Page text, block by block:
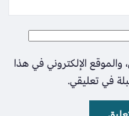
الإلكتروني في هذا
في تعليقي.